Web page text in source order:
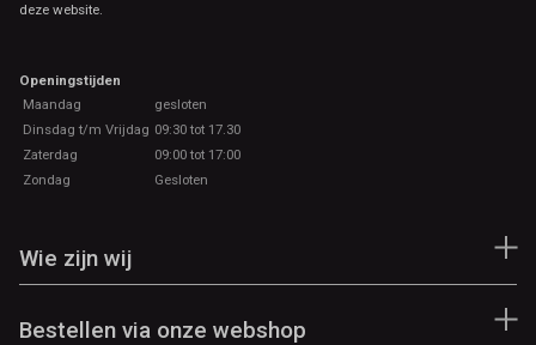
deze website.
Openingstijden
Maandag
gesloten
Dinsdag t/m Vrijdag 09:30 tot 17.30
Zaterdag
09:00 tot 17:00
Zondag
Gesloten
Wie zijn wij
Bestellen via onze webshop